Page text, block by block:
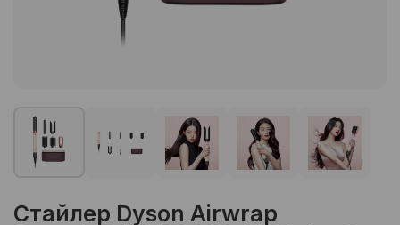
Стайлер Dyson Airwrap